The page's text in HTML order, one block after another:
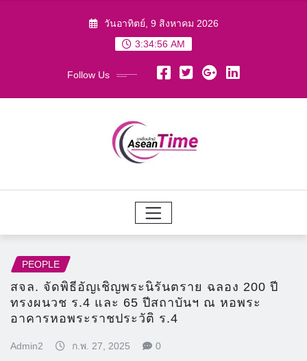
วันอาทิตย์, 9 สิงหาคม 2026
3:34:57 AM
Follow Us
PEOPLE
สจล. จัดพิธีอัญเชิญพระนิรันตราย ฉลอง 200 ปี
ทรงผนวช ร.4 และ 65 ปีสถาบันฯ ณ หอพระ
อาคารหอพระราชประวัติ ร.4
Admin2 ก.พ. 27, 2025 0